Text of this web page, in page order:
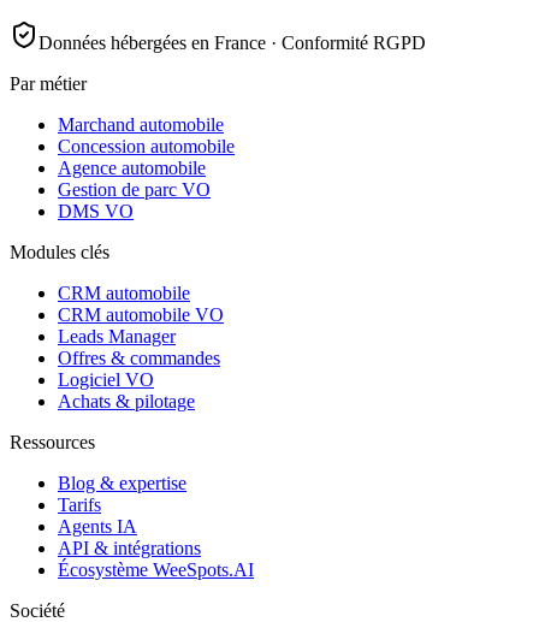
Données hébergées en France · Conformité RGPD
Par métier
Marchand automobile
Concession automobile
Agence automobile
Gestion de parc VO
DMS VO
Modules clés
CRM automobile
CRM automobile VO
Leads Manager
Offres & commandes
Logiciel VO
Achats & pilotage
Ressources
Blog & expertise
Tarifs
Agents IA
API & intégrations
Écosystème WeeSpots.AI
Société